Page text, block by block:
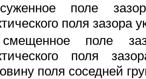
поле
поля зазора
поле
поля
поля соседней